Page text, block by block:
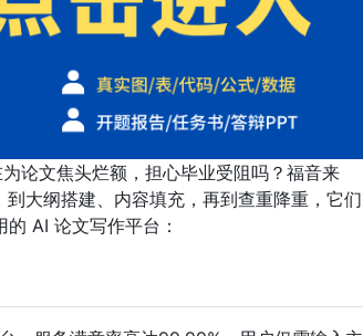
论文焦头烂额，担心毕业受阻吗？福音来
大纲搭建、内容填充，再到查重降重，它们
AI 论文写作平台：